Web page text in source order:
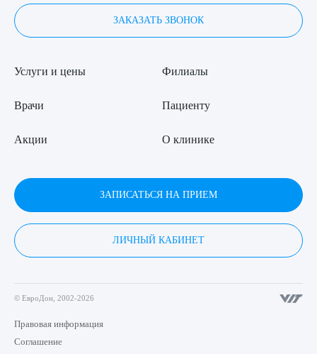
ЗАКАЗАТЬ ЗВОНОК
Услуги и цены
Врачи
Акции
Филиалы
Пациенту
О клинике
ЗАПИСАТЬСЯ НА ПРИЕМ
ЛИЧНЫЙ КАБИНЕТ
© ЕвроДон, 2002-2026
Правовая информация
Соглашение
Я даю согласие наобработку персональных данных